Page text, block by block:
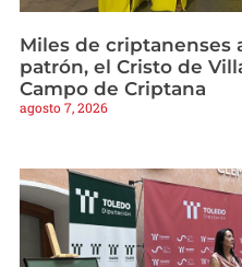
Miles de criptanenses
patrón, el Cristo de
Campo de Criptana
agosto 7, 2026